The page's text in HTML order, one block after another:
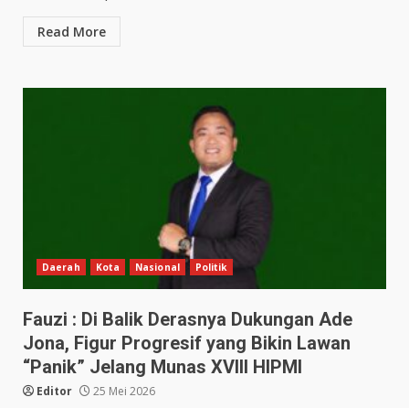
Read More
Daerah Kota Nasional Politik
Fauzi : Di Balik Derasnya Dukungan Ade
Jona, Figur Progresif yang Bikin Lawan
“Panik” Jelang Munas XVIII HIPMI
Editor 25 Mei 2026